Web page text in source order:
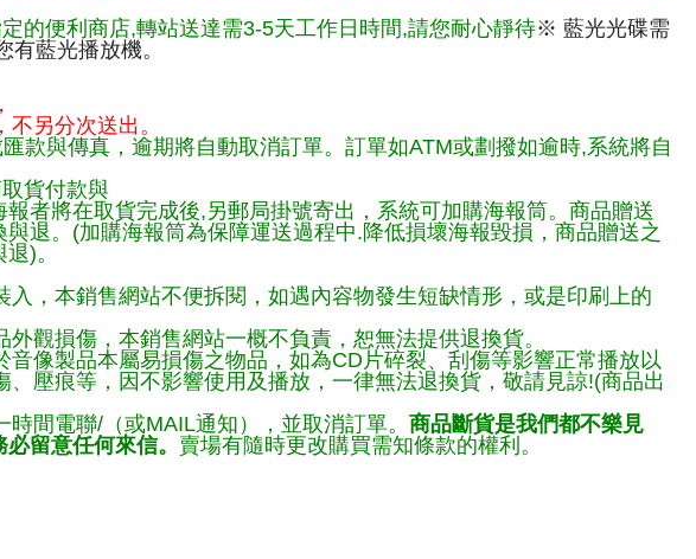
的便利商店,轉站送達需3-5天工作日時間,請您耐心靜待※ 藍光光碟需
藍光播放機。
另分次送出。
款與傳真，逾期將自動取消訂單。訂單如ATM或劃撥如逾時,系統將自
貨付款與
者將在取貨完成後,另郵局掛號寄出，系統可加購海報筒。商品贈送
退。(加購海報筒為保障運送過程中.降低損壞海報毀損，商品贈送之
)。
，本銷售網站不便拆閱，如遇內容物發生短缺情形，或是印刷上的
觀損傷，本銷售網站一概不負責，恕無法提供退換貨。
像製品本屬易損傷之物品，如為CD片碎裂、刮傷等影響正常播放以
壓痕等，因不影響使用及播放，一律無法退換貨，敬請見諒!(商品出
間電聯/（或MAIL通知），並取消訂單。 商品斷貨是我們都不樂見
留意任何來信。 賣場有隨時更改購買需知條款的權利。